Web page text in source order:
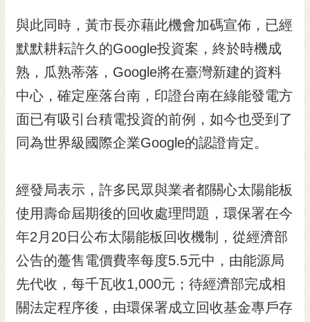
訂
閱
電
子
報
市
民
信
English
日
本
隱
私
權
與此同時，黃市長亦藉此機會加碼宣佈，已經
默默耕耘許久的Google投資案，終於時機成
熟，瓜熟蒂落，Google將在臺灣新建的資料
中心，確定座落台南，印證台南在綠能發電方
面已有吸引台積電投資的前例，如今也受到了
同為世界級國際企業Google的認證肯定。
經發局表示，許多民眾與業者都關心太陽能板
使用壽命屆期後的回收處理問題，環保署在今
年2月20日公布太陽能板回收機制，從經濟部
公告的躉售電價費率每度5.5元中，由能源局
先代收，每千瓦收1,000元；待經濟部完成相
關法定程序後，由環保署成立回收基金專戶存